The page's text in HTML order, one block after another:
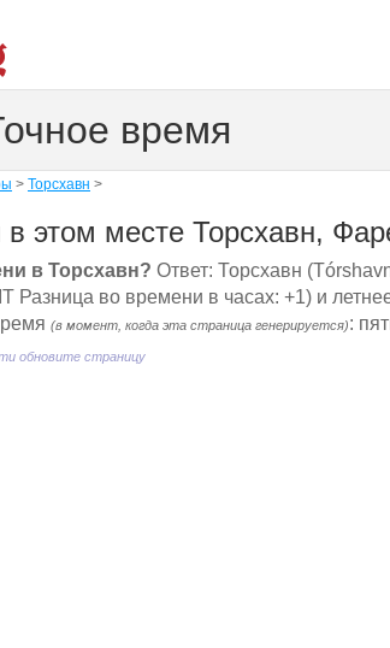
время
> Торсхавн >
этом месте Торсхавн,
в Торсхавн? Ответ: Торсхавн
Разница во времени в часах: +1) и
(в момент, когда эта страница генерируется):
обновите страницу